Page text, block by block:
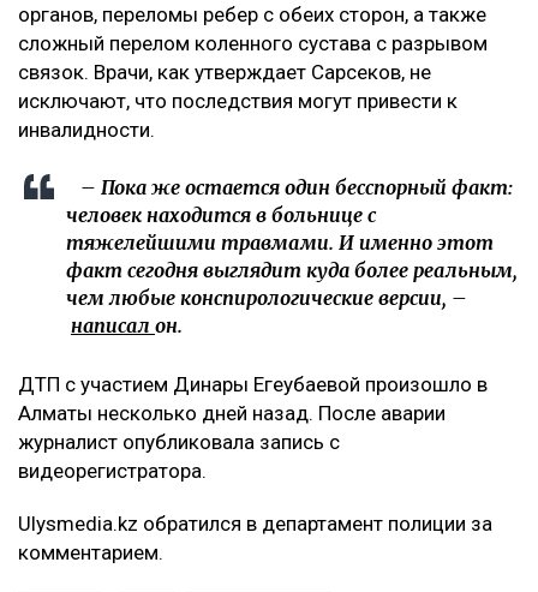
органов, переломы ребер с обеих сторон, а также
сложный перелом коленного сустава с разрывом
связок. Врачи, как утверждает Сарсеков, не
исключают, что последствия могут привести к
инвалидности.
– Пока же остается один бесспорный факт:
человек находится в больнице с
тяжелейшими травмами. И именно этот
факт сегодня выглядит куда более реальным,
чем любые конспирологические версии, –
написал он.
ДТП с участием Динары Егеубаевой произошло в
Алматы несколько дней назад. После аварии
журналист опубликовала запись с
видеорегистратора.
Ulysmedia.kz обратился в департамент полиции за
комментарием.